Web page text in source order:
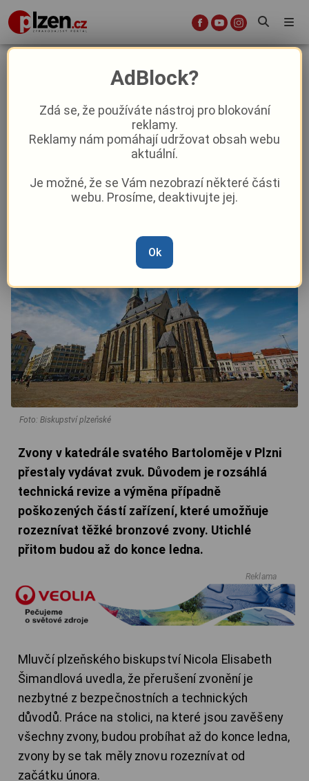
Kvůli opravám stolice utichly zvony
katedrály sv. Bartoloměje, znovu se
rozezní až v únoru
Aktuality Aktuálně Z Plzně
Marie Osvaldová –7. 1.|15:18
Foto: Biskupství plzeňské
Zvony v katedrále svatého Bartoloměje v Plzni
přestaly vydávat zvuk. Důvodem je rozsáhlá
technická revize a výměna případně
poškozených částí zařízení, které umožňuje
rozeznívat těžké bronzové zvony. Utichlé
přitom budou až do konce ledna.
Reklama
Mluvčí plzeňského biskupství Nicola Elisabeth
Šimandlová uvedla, že přerušení zvonění je
nezbytné z bezpečnostních a technických
důvodů. Práce na stolici, na které jsou zavěšeny
všechny zvony, budou probíhat až do konce ledna,
zvony by se tak měly znovu rozeznívat od
začátku února.
AdBlock?
Zdá se, že používáte nástroj pro blokování
reklamy.
Reklamy nám pomáhají udržovat obsah webu
aktuální.
Je možné, že se Vám nezobrazí některé části
webu. Prosíme, deaktivujte jej.
Ok